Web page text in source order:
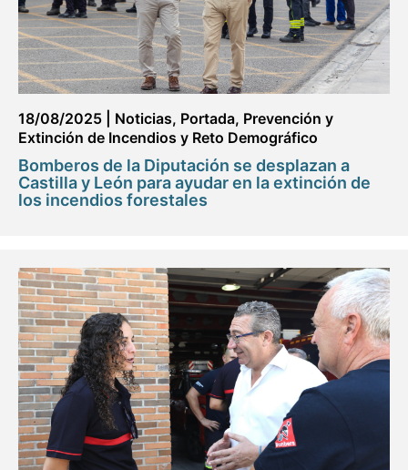
18/08/2025 Noticias, Portada, Prevención y
Extinción de Incendios y Reto Demográfico
Bomberos de la Diputación se desplazan a
Castilla y León para ayudar en la extinción de
los incendios forestales